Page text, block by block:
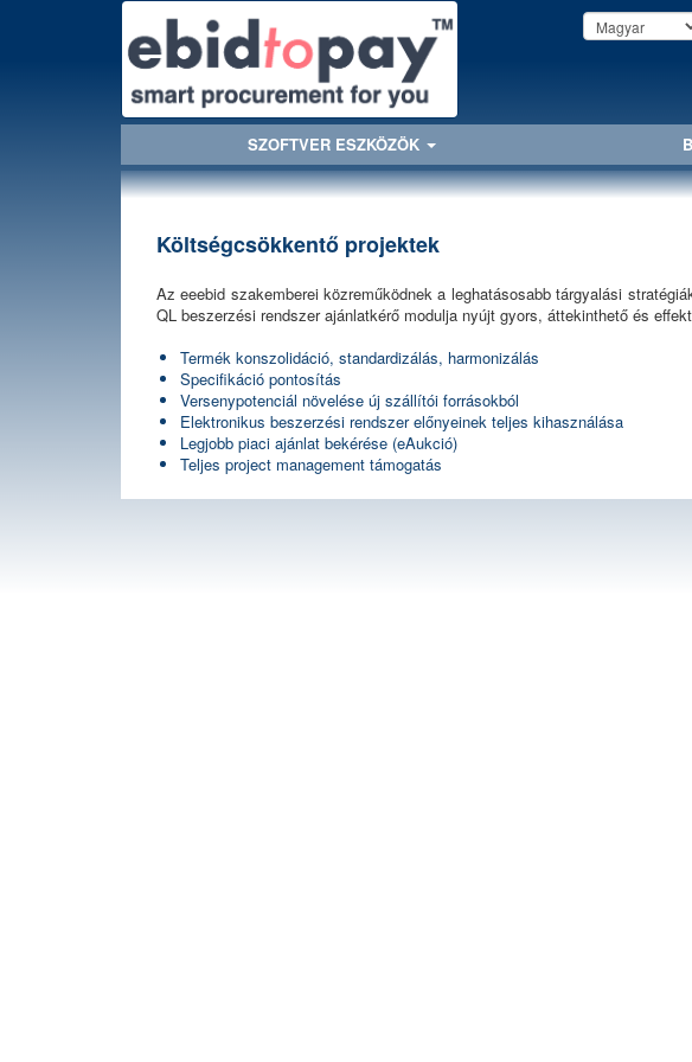
SZOFTVER ESZKÖZÖK
Költségcsökkentő projektek
Az eeebid szakemberei közreműködnek a leghatásosabb tárgyalási
QL beszerzési rendszer ajánlatkérő modulja nyújt gyors, áttekinthető és
Termék konszolidáció, standardizálás, harmonizálás
Specifikáció pontosítás
Versenypotenciál növelése új szállítói forrásokból
Elektronikus beszerzési rendszer előnyeinek teljes kihasználása
Legjobb piaci ajánlat bekérése (eAukció)
Teljes project management támogatás